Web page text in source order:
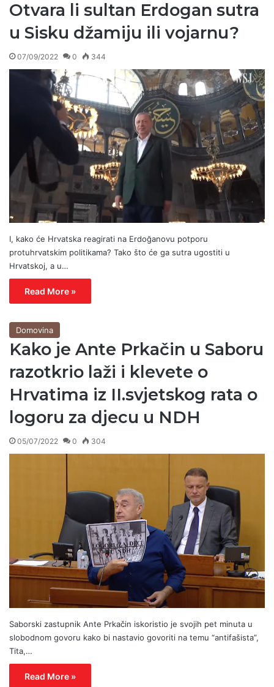
Otvara li sultan Erdogan sutra
u Sisku džamiju ili vojarnu?
07/09/2022 0 344
I, kako će Hrvatska reagirati na Erdoğanovu potporu
protuhrvatskim politikama? Tako što će ga sutra ugostiti u
Hrvatskoj, a u…
Read More »
Domovina
Kako je Ante Prkačin u Saboru
razotkrio laži i klevete o
Hrvatima iz II.svjetskog rata o
logoru za djecu u NDH
05/07/2022 0 304
Saborski zastupnik Ante Prkačin iskoristio je svojih pet minuta u
slobodnom govoru kako bi nastavio govoriti na temu “antifašista”,
Tita,…
Read More »